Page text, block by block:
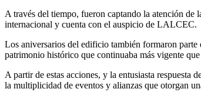
A través del tiempo, fueron captando la atención
internacional y cuenta con el auspicio de LALCEC.
Los aniversarios del edificio también formaron parte
patrimonio histórico que continuaba más vigente
A partir de estas acciones, y la entusiasta respuesta
la multiplicidad de eventos y alianzas que otorgan